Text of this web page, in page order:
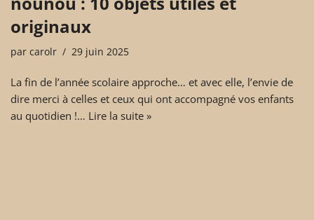
originaux
par carolr 29 juin 2025
La fin de l’année scolaire approche… et avec elle, l’envie de
dire merci à celles et ceux qui ont accompagné vos enfants
au quotidien !… Lire la suite »